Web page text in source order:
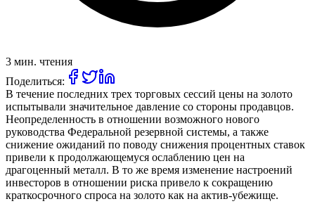
3 мин. чтения
Поделиться:
В течение последних трех торговых сессий цены на золото
испытывали значительное давление со стороны продавцов.
Неопределенность в отношении возможного нового
руководства Федеральной резервной системы, а также
снижение ожиданий по поводу снижения процентных ставок
привели к продолжающемуся ослаблению цен на
драгоценный металл. В то же время изменение настроений
инвесторов в отношении риска привело к сокращению
краткосрочного спроса на золото как на актив-убежище.